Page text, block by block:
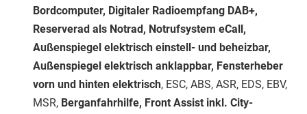
Bordcomputer, Digitaler Radioempfang DAB+,
Reserverad als Notrad, Notrufsystem eCall,
Außenspiegel elektrisch einstell- und beheizbar,
Außenspiegel elektrisch anklappbar, Fensterheber
vorn und hinten elektrisch, ESC, ABS, ASR, EDS, EBV,
MSR, Berganfahrhilfe, Front Assist inkl. City-